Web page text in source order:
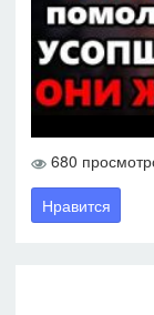
680
Нравится